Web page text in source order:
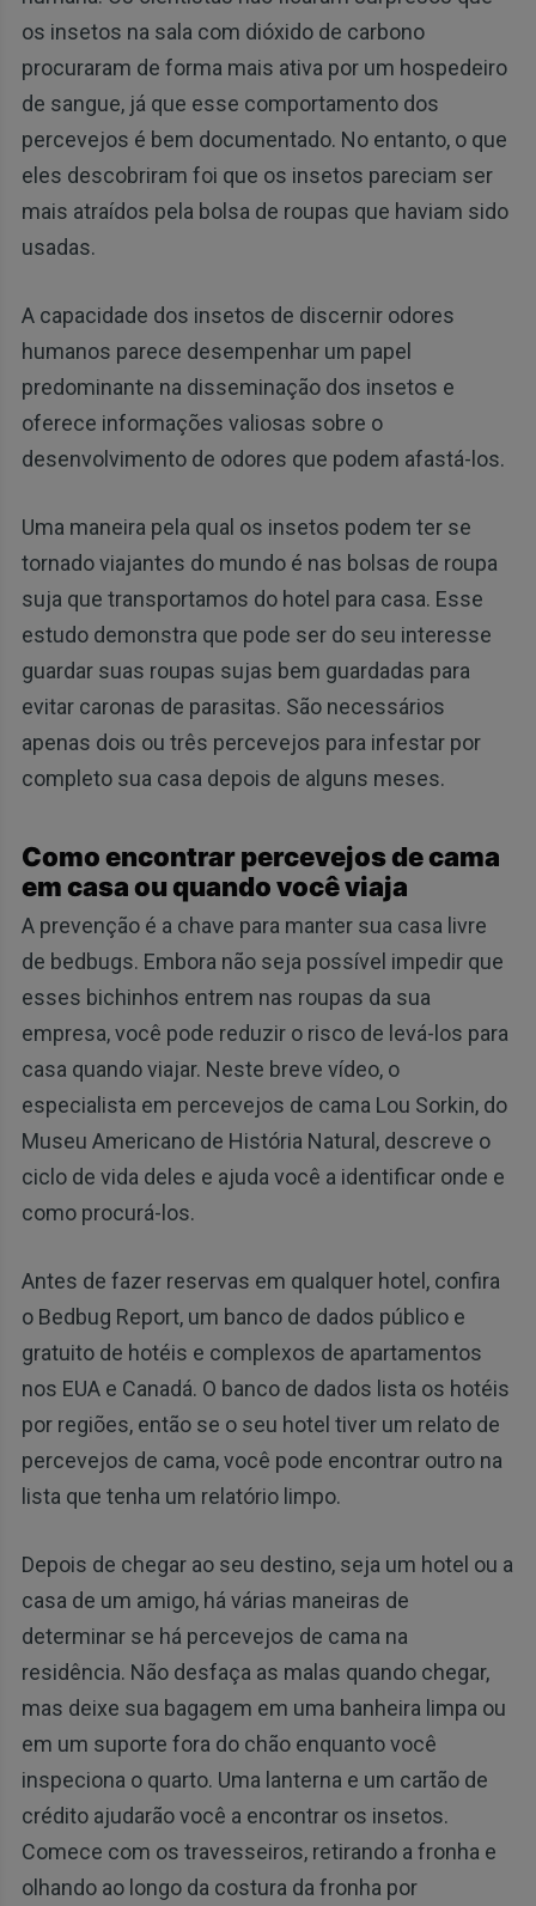
os insetos na sala com dióxido de carbono
procuraram de forma mais ativa por um hospedeiro
de sangue, já que esse comportamento dos
percevejos é bem documentado. No entanto, o que
eles descobriram foi que os insetos pareciam ser
mais atraídos pela bolsa de roupas que haviam sido
usadas.
A capacidade dos insetos de discernir odores
humanos parece desempenhar um papel
predominante na disseminação dos insetos e
oferece informações valiosas sobre o
desenvolvimento de odores que podem afastá-los.
Uma maneira pela qual os insetos podem ter se
tornado viajantes do mundo é nas bolsas de roupa
suja que transportamos do hotel para casa. Esse
estudo demonstra que pode ser do seu interesse
guardar suas roupas sujas bem guardadas para
evitar caronas de parasitas. São necessários
apenas dois ou três percevejos para infestar por
completo sua casa depois de alguns meses.
Como encontrar percevejos de cama
em casa ou quando você viaja
A prevenção é a chave para manter sua casa livre
de bedbugs. Embora não seja possível impedir que
esses bichinhos entrem nas roupas da sua
empresa, você pode reduzir o risco de levá-los para
casa quando viajar. Neste breve vídeo, o
especialista em percevejos de cama Lou Sorkin, do
Museu Americano de História Natural, descreve o
ciclo de vida deles e ajuda você a identificar onde e
como procurá-los.
Antes de fazer reservas em qualquer hotel, confira
o Bedbug Report, um banco de dados público e
gratuito de hotéis e complexos de apartamentos
nos EUA e Canadá. O banco de dados lista os hotéis
por regiões, então se o seu hotel tiver um relato de
percevejos de cama, você pode encontrar outro na
lista que tenha um relatório limpo.
Depois de chegar ao seu destino, seja um hotel ou a
casa de um amigo, há várias maneiras de
determinar se há percevejos de cama na
residência. Não desfaça as malas quando chegar,
mas deixe sua bagagem em uma banheira limpa ou
em um suporte fora do chão enquanto você
inspeciona o quarto. Uma lanterna e um cartão de
crédito ajudarão você a encontrar os insetos.
Comece com os travesseiros, retirando a fronha e
olhando ao longo da costura da fronha por